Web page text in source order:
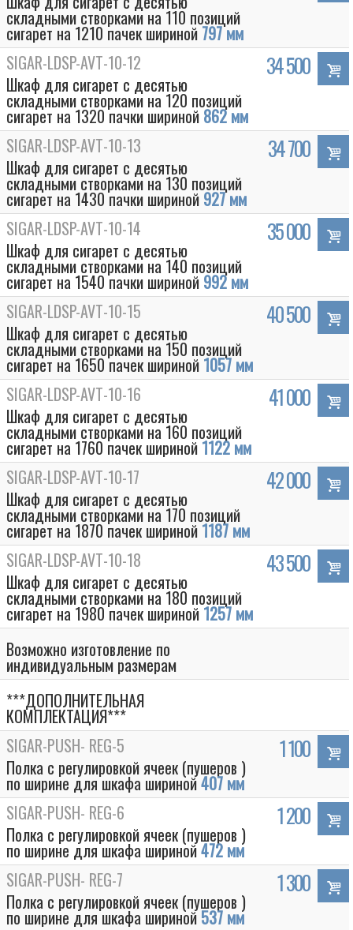
складными створками на 110 позиций
сигарет на 1210 пачек шириной 797 мм
SIGAR-LDSP-AVT-10-12
Шкаф для сигарет с десятью
складными створками на 120 позиций
сигарет на 1320 пачки шириной 862 мм
34 500
SIGAR-LDSP-AVT-10-13
Шкаф для сигарет с десятью
складными створками на 130 позиций
сигарет на 1430 пачки шириной 927 мм
34 700
SIGAR-LDSP-AVT-10-14
Шкаф для сигарет с десятью
складными створками на 140 позиций
сигарет на 1540 пачки шириной 992 мм
35 000
SIGAR-LDSP-AVT-10-15
Шкаф для сигарет с десятью
складными створками на 150 позиций
сигарет на 1650 пачек шириной 1057 мм
40 500
SIGAR-LDSP-AVT-10-16
Шкаф для сигарет с десятью
складными створками на 160 позиций
сигарет на 1760 пачек шириной 1122 мм
41 000
SIGAR-LDSP-AVT-10-17
Шкаф для сигарет с десятью
складными створками на 170 позиций
сигарет на 1870 пачек шириной 1187 мм
42 000
SIGAR-LDSP-AVT-10-18
Шкаф для сигарет с десятью
складными створками на 180 позиций
сигарет на 1980 пачек шириной 1257 мм
43 500
Возможно изготовление по
индивидуальным размерам
***ДОПОЛНИТЕЛЬНАЯ
КОМПЛЕКТАЦИЯ***
SIGAR-PUSH- REG-5
Полка с регулировкой ячеек (пушеров )
по ширине для шкафа шириной407 мм
1 100
SIGAR-PUSH- REG-6
Полка с регулировкой ячеек (пушеров )
по ширине для шкафа шириной472 мм
1 200
SIGAR-PUSH- REG-7
Полка с регулировкой ячеек (пушеров )
по ширине для шкафа шириной537 мм
1 300